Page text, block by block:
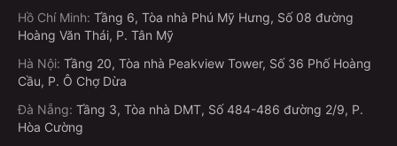
Hồ Chí Minh: Tầng 6, Tòa nhà Phú Mỹ Hưng, Số 08 đường
Hoàng Văn Thái, P. Tân Mỹ
Hà Nội: Tầng 20, Tòa nhà Peakview Tower, Số 36 Phố Hoàng
Cầu, P. Ô Chợ Dừa
Đà Nẵng: Tầng 3, Tòa nhà DMT, Số 484-486 đường 2/9, P.
Hòa Cường